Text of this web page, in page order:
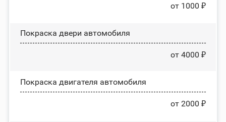
от 1000 ₽
Покраска двери автомобиля
от 4000 ₽
Покраска двигателя автомобиля
от 2000 ₽